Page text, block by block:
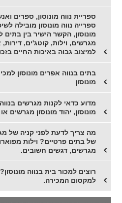
ספריית נווה מונוסון, ספרים
ספרייה נווה מונוסון מובילה
מונוסון, הקשר הישיר בין בתים
מגרשים, וילות, קוטג'ים,
למיצוב גבוה באיכות החיים
בתים בנווה אפרים מונוסון
מונוסון
מדוע כדאי לקנות מגרשים בנווה
מונוסון, יהוד מונוסון מגרשים
מה צריך לדעת לפני קניה של
של בתים פרטיים? וילות
מגרשים, דגשים חשובים.
רוצים למכור בית בנווה
למקסום המכירה.